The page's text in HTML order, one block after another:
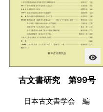
visibility
古文書研究 第99号
日本古文書学会 編